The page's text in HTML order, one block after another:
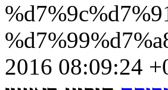
2016 08:09:24